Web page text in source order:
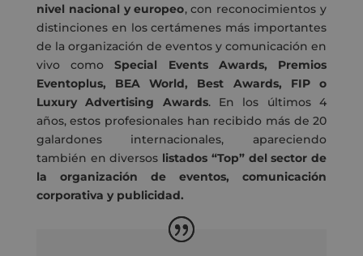
nivel nacional y europeo, con reconocimientos y
distinciones en los certámenes más importantes
de la organización de eventos y comunicación en
vivo comoSpecial Events Awards, Premios
Eventoplus, BEA World, Best Awards, FIP o
Luxury Advertising Awards. En los últimos 4
años, estos profesionales han recibido más de 20
galardones internacionales, apareciendo
también en diversos listados “Top” del sector de
la organización de eventos, comunicación
corporativa y publicidad.